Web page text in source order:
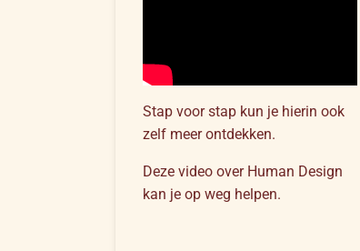
Stap voor stap kun je hierin ook
zelf meer ontdekken.
Deze video over Human Design
kan je op weg helpen.